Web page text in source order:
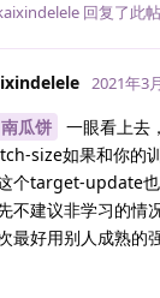
回复了此帖
2021年3
南瓜饼
一眼看上去
size如果和你的
个target-update也
不建议非学习的情
最好用别人成熟的